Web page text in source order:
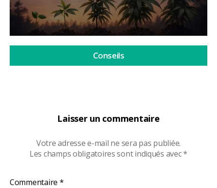
Laisser un commentaire
Votre adresse e-mail ne sera pas publiée.
Les champs obligatoires sont indiqués avec*
Commentaire *
Conseils